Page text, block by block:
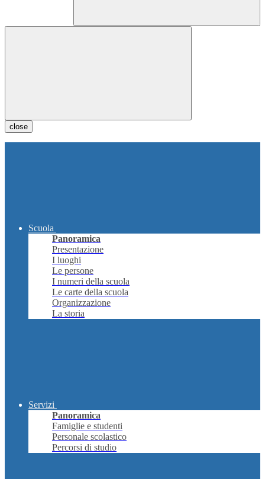
close
Scuola
Panoramica
Presentazione
I luoghi
Le persone
I numeri della scuola
Le carte della scuola
Organizzazione
La storia
Servizi
Panoramica
Famiglie e studenti
Personale scolastico
Percorsi di studio